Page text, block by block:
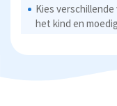
Kies
het kind en